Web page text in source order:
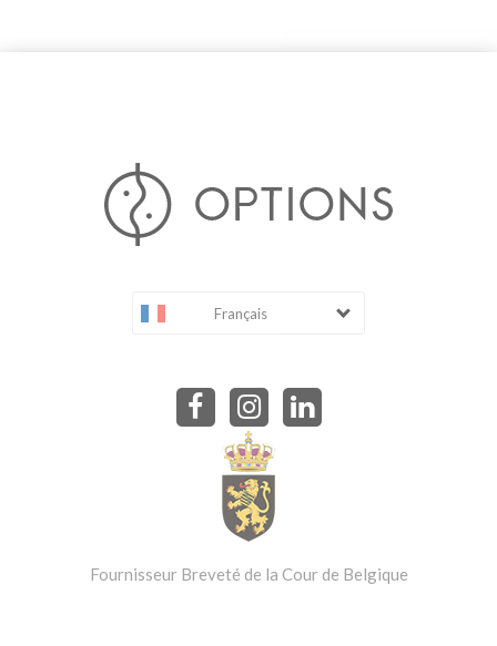
Français
Fournisseur Breveté de la Cour de Belgique